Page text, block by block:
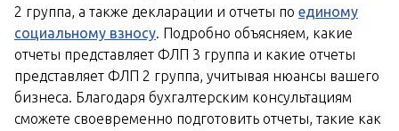
2 группа, а также декларации и отчеты по единому
социальному взносу. Подробно объясняем, какие
отчеты представляет ФЛП 3 группа и какие отчеты
представляет ФЛП 2 группа, учитывая нюансы вашего
бизнеса. Благодаря бухгалтерским консультациям
сможете своевременно подготовить отчеты, такие как